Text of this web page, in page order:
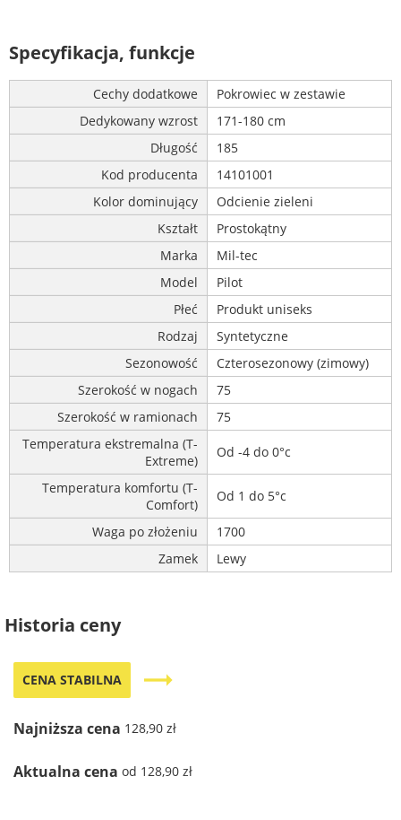
Specyfikacja, funkcje
Cechy dodatkowe
Pokrowiec w zestawie
Dedykowany wzrost
171-180 cm
Długość
185
Kod producenta
14101001
Kolor dominujący
Odcienie zieleni
Kształt
Prostokątny
Marka
Mil-tec
Model
Pilot
Płeć
Produkt uniseks
Rodzaj
Syntetyczne
Sezonowość
Czterosezonowy (zimowy)
Szerokość w nogach
75
Szerokość w ramionach
75
Temperatura ekstremalna (T-
Extreme)
Od -4 do 0°c
Temperatura komfortu (T-
Comfort)
Od 1 do 5°c
Waga po złożeniu
1700
Zamek
Lewy
Historia ceny
CENA STABILNA trending_flat
Najniższa cena 128,90 zł
Aktualna cena od 128,90 zł